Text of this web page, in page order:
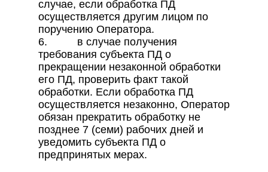
случае, если обработка ПД
осуществляется другим лицом по
поручению Оператора.
6. в случае получения
требования субъекта ПД о
прекращении незаконной обработки
его ПД, проверить факт такой
обработки. Если обработка ПД
осуществляется незаконно, Оператор
обязан прекратить обработку не
позднее 7 (семи) рабочих дней и
уведомить субъекта ПД о
предпринятых мерах.